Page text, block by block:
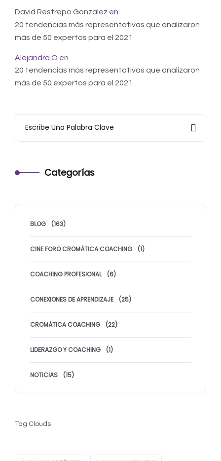
David Restrepo Gonzalez en
20 tendencias más representativas que analizaron
más de 50 expertos para el 2021
Alejandra O en
20 tendencias más representativas que analizaron
más de 50 expertos para el 2021
Categorías
BLOG (163)
CINE FORO CROMÁTICA COACHING (1)
COACHING PROFESIONAL (6)
CONEXIONES DE APRENDIZAJE (25)
CROMÁTICA COACHING (22)
LIDERAZGO Y COACHING (1)
NOTICIAS (15)
Tag Clouds